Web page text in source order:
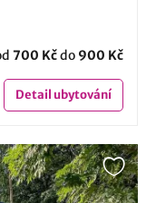
700 Kčdo 900 Kč
Detailubytování